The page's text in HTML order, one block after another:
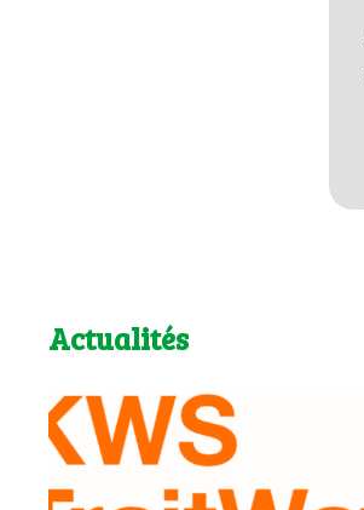
Actualités